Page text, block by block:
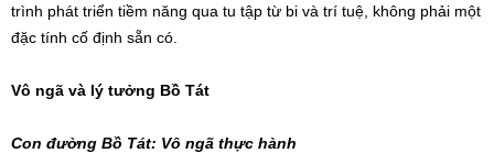
trình phát triển tiềm năng qua tu tập từ bi và trí tuệ, không phải một
đặc tính cố định sẵn có.
Vô ngã và lý tưởng Bồ Tát
Con đường Bồ Tát: Vô ngã thực hành